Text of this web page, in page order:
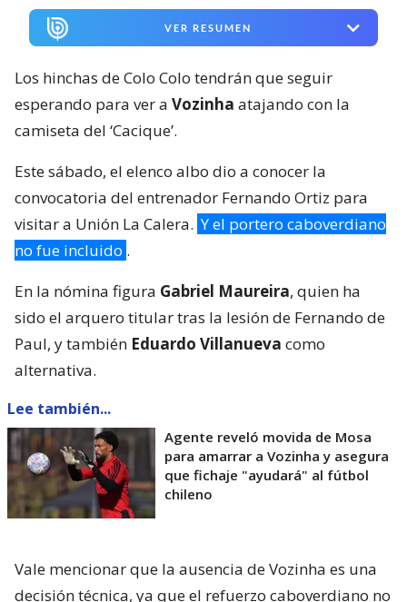
VER RESUMEN
Los hinchas de Colo Colo tendrán que seguir
esperando para ver a Vozinha atajando con la
camiseta del ‘Cacique’.
Este sábado, el elenco albo dio a conocer la
convocatoria del entrenador Fernando Ortiz para
visitar a Unión La Calera. Y el portero caboverdiano
no fue incluido .
En la nómina figura Gabriel Maureira, quien ha
sido el arquero titular tras la lesión de Fernando de
Paul, y también Eduardo Villanueva como
alternativa.
Lee también...
Agente reveló movida de Mosa
para amarrar a Vozinha y asegura
que fichaje "ayudará" al fútbol
chileno
Vale mencionar que la ausencia de Vozinha es una
decisión técnica, ya que el refuerzo caboverdiano no